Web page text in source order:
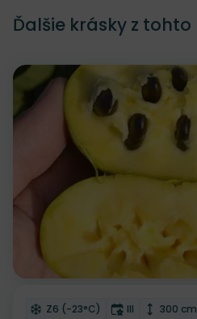
Ďalšie krásky z tohto
Odober do zoznamu želaní
Mrazuvzdornosť
Z6 (-23°C) Doba
III Výška
300 cm